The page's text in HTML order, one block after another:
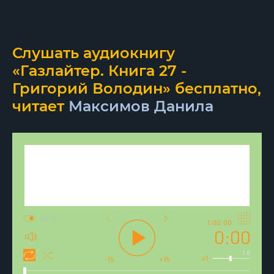
Слушать аудиокнигу
«Газлайтер. Книга 27 -
Григорий Володин» бесплатно,
читает Максимов Данила
0:00
1:00:00
1.0
x1
-15 +15
AUTO